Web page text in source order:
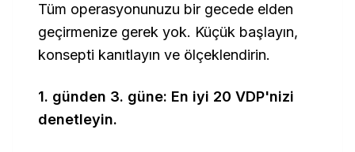
Tüm operasyonunuzu bir gecede elden
geçirmenize gerek yok. Küçük başlayın,
konsepti kanıtlayın ve ölçeklendirin.
1. günden 3. güne: En iyi 20 VDP'nizi
denetleyin.